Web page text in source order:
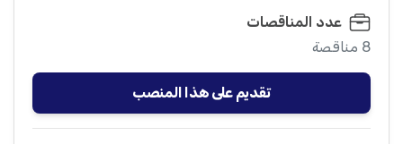
عدد المناقصات
8 مناقصة
تقديم على هذا المنصب